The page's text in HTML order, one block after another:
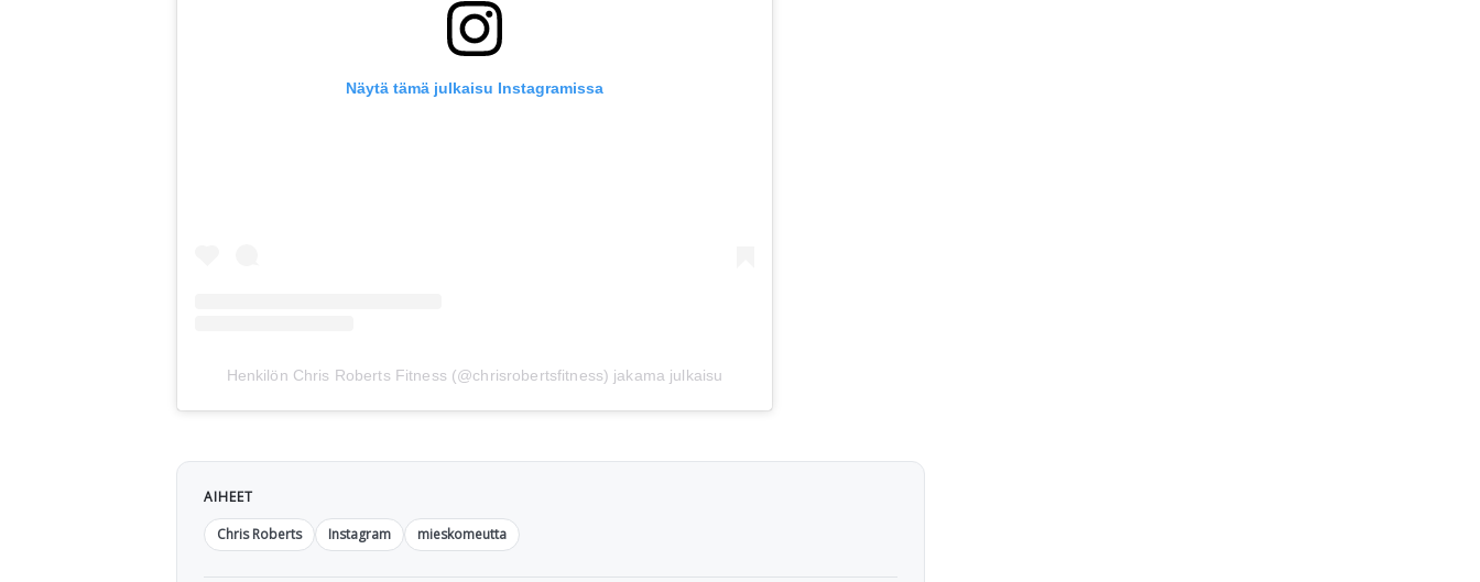
Näytä tämä julkaisu Instagramissa
Henkilön Chris Roberts Fitness (@chrisrobertsfitness) jakama julkaisu
AIHEET
Chris Roberts
Instagram mieskomeutta